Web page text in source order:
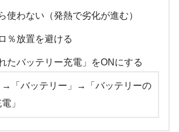
使わない（発熱で劣化が進む）
％放置を避ける
たバッテリー充電」をONにする
→「バッテリー」→「バッテリーの
」